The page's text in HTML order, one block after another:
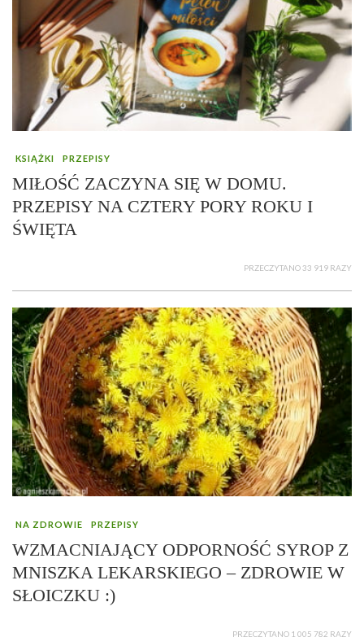
KSIĄŻKI PRZEPISY
MIŁOŚĆ ZACZYNA SIĘ W DOMU.
PRZEPISY NA CZTERY PORY ROKU I
ŚWIĘTA
PRZECZYTANO 33 919 RAZY
NA ZDROWIE PRZEPISY
WZMACNIAJĄCY ODPORNOŚĆ SYROP Z
MNISZKA LEKARSKIEGO – ZDROWIE W
SŁOICZKU :)
PRZECZYTANO 1 005 782 RAZY